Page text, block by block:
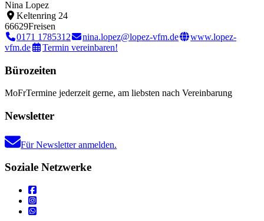
Nina Lopez
Keltenring 24
66629Freisen
0171 1785312
nina.lopez@lopez-vfm.de
www.lopez-
vfm.de
Termin vereinbaren!
Bürozeiten
MoFrTermine jederzeit gerne, am liebsten nach Vereinbarung
Newsletter
Für Newsletter anmelden.
Soziale Netzwerke